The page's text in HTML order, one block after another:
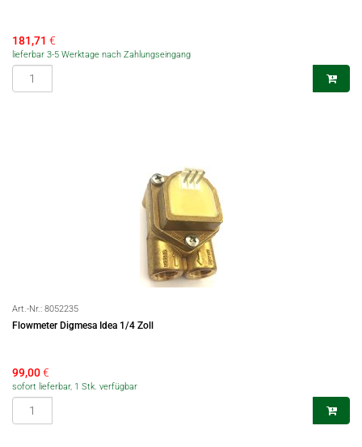
181,71 €
lieferbar 3-5 Werktage nach Zahlungseingang
Art.-Nr.: 8052235
Flowmeter Digmesa Idea 1/4 Zoll
99,00€
sofort lieferbar, 1 Stk. verfügbar